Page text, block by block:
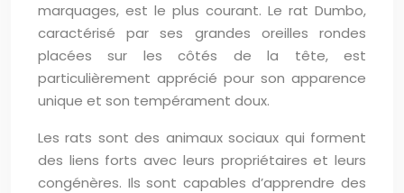
marquages, est le plus courant. Le rat Dumbo,
caractérisé par ses grandes oreilles rondes
placées sur les côtés de la tête, est
particulièrement apprécié pour son apparence
unique et son tempérament doux.
Les rats sont des animaux sociaux qui forment
des liens forts avec leurs propriétaires et leurs
congénères. Ils sont capables d’apprendre des